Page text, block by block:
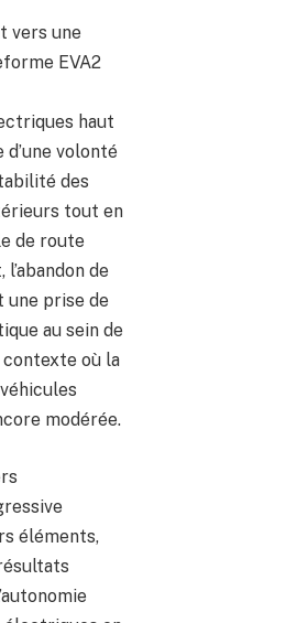
vers une
EVA2
haut
volonté
des
tout en
de route
de
une prise de
au sein de
contexte où la
modérée.
éléments,